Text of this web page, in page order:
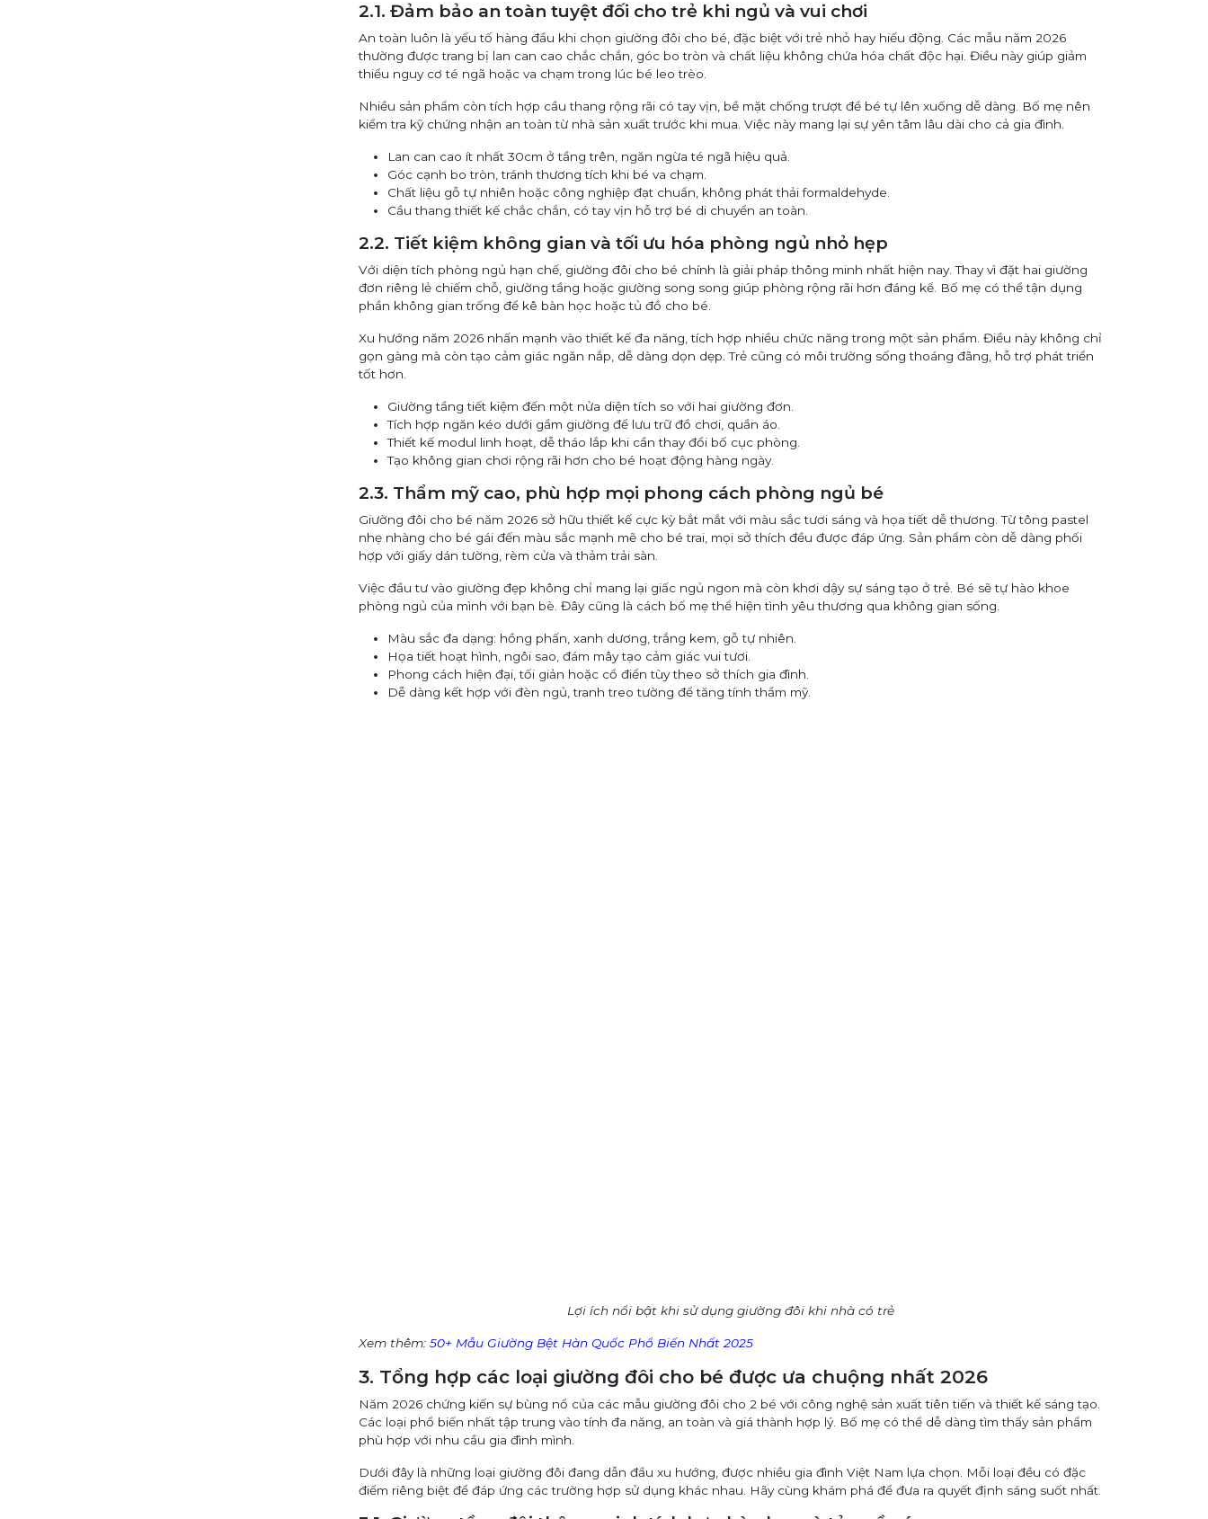
2.1. Đảm bảo an toàn tuyệt đối cho trẻ khi ngủ và vui chơi
An toàn luôn là yếu tố hàng đầu khi chọn giường đôi cho bé, đặc biệt với trẻ nhỏ hay hiếu động. Các mẫu năm 2026
thường được trang bị lan can cao chắc chắn, góc bo tròn và chất liệu không chứa hóa chất độc hại. Điều này giúp giảm
thiểu nguy cơ té ngã hoặc va chạm trong lúc bé leo trèo.
Nhiều sản phẩm còn tích hợp cầu thang rộng rãi có tay vịn, bề mặt chống trượt để bé tự lên xuống dễ dàng. Bố mẹ nên
kiểm tra kỹ chứng nhận an toàn từ nhà sản xuất trước khi mua. Việc này mang lại sự yên tâm lâu dài cho cả gia đình.
Lan can cao ít nhất 30cm ở tầng trên, ngăn ngừa té ngã hiệu quả.
Góc cạnh bo tròn, tránh thương tích khi bé va chạm.
Chất liệu gỗ tự nhiên hoặc công nghiệp đạt chuẩn, không phát thải formaldehyde.
Cầu thang thiết kế chắc chắn, có tay vịn hỗ trợ bé di chuyển an toàn.
2.2. Tiết kiệm không gian và tối ưu hóa phòng ngủ nhỏ hẹp
Với diện tích phòng ngủ hạn chế, giường đôi cho bé chính là giải pháp thông minh nhất hiện nay. Thay vì đặt hai giường
đơn riêng lẻ chiếm chỗ, giường tầng hoặc giường song song giúp phòng rộng rãi hơn đáng kể. Bố mẹ có thể tận dụng
phần không gian trống để kê bàn học hoặc tủ đồ cho bé.
Xu hướng năm 2026 nhấn mạnh vào thiết kế đa năng, tích hợp nhiều chức năng trong một sản phẩm. Điều này không chỉ
gọn gàng mà còn tạo cảm giác ngăn nắp, dễ dàng dọn dẹp. Trẻ cũng có môi trường sống thoáng đãng, hỗ trợ phát triển
tốt hơn.
Giường tầng tiết kiệm đến một nửa diện tích so với hai giường đơn.
Tích hợp ngăn kéo dưới gầm giường để lưu trữ đồ chơi, quần áo.
Thiết kế modul linh hoạt, dễ tháo lắp khi cần thay đổi bố cục phòng.
Tạo không gian chơi rộng rãi hơn cho bé hoạt động hàng ngày.
2.3. Thẩm mỹ cao, phù hợp mọi phong cách phòng ngủ bé
Giường đôi cho bé năm 2026 sở hữu thiết kế cực kỳ bắt mắt với màu sắc tươi sáng và họa tiết dễ thương. Từ tông pastel
nhẹ nhàng cho bé gái đến màu sắc mạnh mẽ cho bé trai, mọi sở thích đều được đáp ứng. Sản phẩm còn dễ dàng phối
hợp với giấy dán tường, rèm cửa và thảm trải sàn.
Việc đầu tư vào giường đẹp không chỉ mang lại giấc ngủ ngon mà còn khơi dậy sự sáng tạo ở trẻ. Bé sẽ tự hào khoe
phòng ngủ của mình với bạn bè. Đây cũng là cách bố mẹ thể hiện tình yêu thương qua không gian sống.
Màu sắc đa dạng: hồng phấn, xanh dương, trắng kem, gỗ tự nhiên.
Họa tiết hoạt hình, ngôi sao, đám mây tạo cảm giác vui tươi.
Phong cách hiện đại, tối giản hoặc cổ điển tùy theo sở thích gia đình.
Dễ dàng kết hợp với đèn ngủ, tranh treo tường để tăng tính thẩm mỹ.
Lợi ích nổi bật khi sử dụng giường đôi khi nhà có trẻ
Xem thêm: 50+ Mẫu Giường Bệt Hàn Quốc Phổ Biến Nhất 2025
3. Tổng hợp các loại giường đôi cho bé được ưa chuộng nhất 2026
Năm 2026 chứng kiến sự bùng nổ của các mẫu giường đôi cho 2 bé với công nghệ sản xuất tiên tiến và thiết kế sáng tạo.
Các loại phổ biến nhất tập trung vào tính đa năng, an toàn và giá thành hợp lý. Bố mẹ có thể dễ dàng tìm thấy sản phẩm
phù hợp với nhu cầu gia đình mình.
Dưới đây là những loại giường đôi đang dẫn đầu xu hướng, được nhiều gia đình Việt Nam lựa chọn. Mỗi loại đều có đặc
điểm riêng biệt để đáp ứng các trường hợp sử dụng khác nhau. Hãy cùng khám phá để đưa ra quyết định sáng suốt nhất.